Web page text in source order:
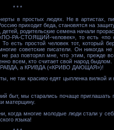
* * *
в простых людях. Не в артистах,
приходит беда, становятся на
родительские семена начали
СТОЯЩИЙ-человек», то есть «по
простой человек тот, который
советские писатели. Он никогда
раз повторял мне, что этим, прежде
всем, кто считает свой народ быдлом.
ПРАВДА, а КРИВДА («КРИВО ДАЮЩАЯ»)!
не так красиво едят цыпленка вилкой
быт, мы старались почаще приглашать
матерщину.
когда многие молодые люди стали у
языка!